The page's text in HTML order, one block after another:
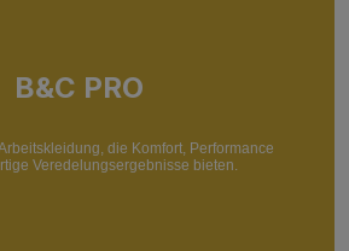
B&C PRO
die Komfort, Performance
Veredelungsergebnisse bieten.